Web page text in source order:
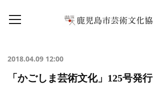
2018.04.09 12:00
「かごしま芸術文化」125号発行